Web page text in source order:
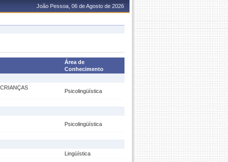
João Pessoa, 06 de Agosto de 2026
Área de
Conhecimento
Psicolingüística
Psicolingüística
Lingüística